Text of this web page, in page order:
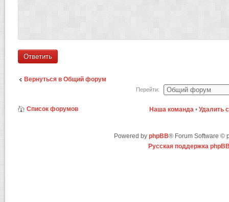
Ответить
Вернуться в Общий форум
Перейти:
Список форумов Наша команда • Удалить
Powered by phpBB® Forum Software ©
Русская поддержка